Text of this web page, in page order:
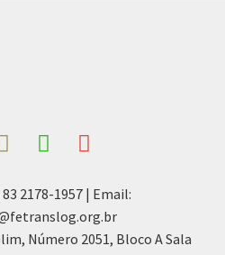
2178-1957 | Email:
Número 2051, Bloco A Sala